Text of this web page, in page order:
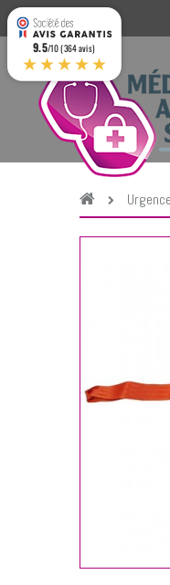
9.5/10 (364 avis)
★★★★★